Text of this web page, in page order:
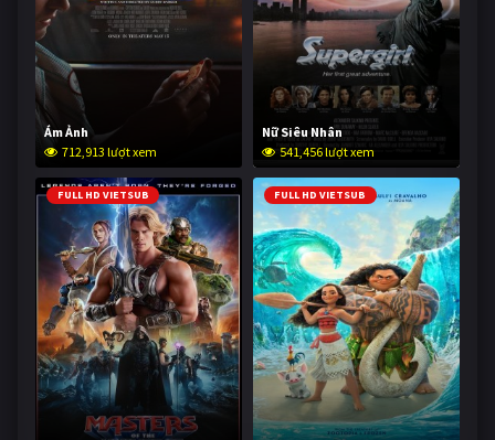
Ám Ảnh
712,913 lượt xem
Nữ Siêu Nhân
541,456 lượt xem
FULL HD VIETSUB FULL HD VIETSUB